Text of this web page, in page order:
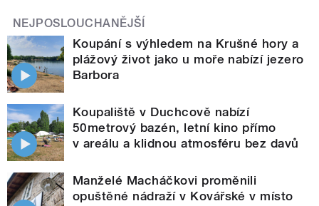
NEJPOSLOUCHANĚJŠÍ
Koupání s výhledem na Krušné hory a
plážový život jako u moře nabízí jezero
Barbora
Koupaliště v Duchcově nabízí
50metrový bazén, letní kino přímo
v areálu a klidnou atmosféru bez davů
Manželé Macháčkovi proměnili
opuštěné nádraží v Kovářské v místo